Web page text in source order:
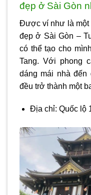
đẹp ở Sài Gòn
Được ví như là một
đẹp ở Sài Gòn –
có thể tạo cho
Tang. Với phong
dáng mái nhà đến
đều trở thành một
Địa chỉ: Quốc lộ